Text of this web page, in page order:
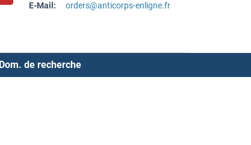
E-Mail:
orders@anticorps-enligne.fr
Dom. de recherche